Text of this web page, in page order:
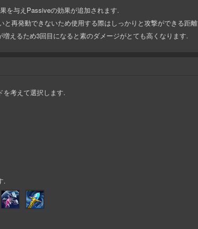
を与えPassiveの効果が追加されます.
再発動できないため使用する際はしっかりと攻撃ができる距
えるため3回目になると素のダメージがとても高くなります.
を考えて選択します.
.